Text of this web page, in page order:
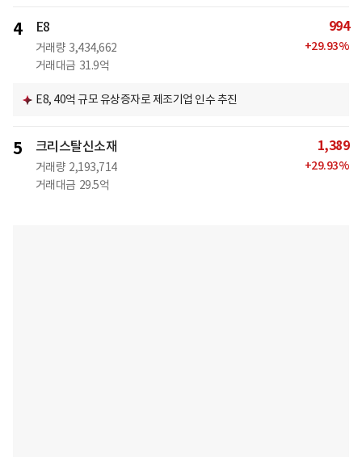
4 E8
거래량 3,434,662
거래대금 31.9억
994
+29.93%
E8, 40억 규모 유상증자로 제조기업 인수 추진
5 크리스탈신소재
거래량 2,193,714
거래대금 29.5억
1,389
+29.93%